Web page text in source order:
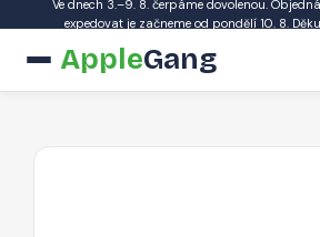
Ve dnech 3.–9. 8. čerpáme dovolenou.
expedovat je začneme od pondělí 10. 8.
AppleGang